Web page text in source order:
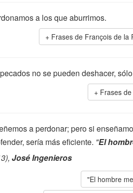
a los que aburrimos.
Frases de François de la
no se pueden deshacer,
Frases
a perdonar; pero si
sería más eficiente. "El
José Ingenieros
"El hombre